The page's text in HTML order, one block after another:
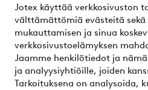
Jotex käyttää verkkosivuston
välttämättömiä evästeitä sekä
mukauttamisen ja sinua
verkkosivustoelämyksen
Jaamme henkilötiedot ja
ja analyysiyhtiöille, joiden
Tarkoituksena on analysoida,
Omat sivut
Tietoa Jotexista